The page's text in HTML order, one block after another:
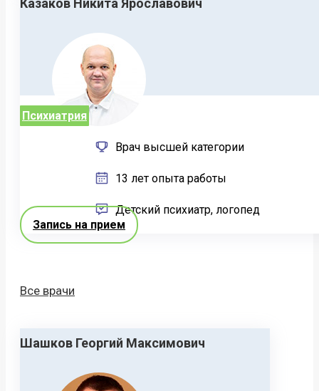
Казаков Никита Ярославович
Психиатрия
Врач высшей категории
13 лет опыта работы
Детский психиатр, логопед
Запись на прием
Все врачи
Шашков Георгий Максимович